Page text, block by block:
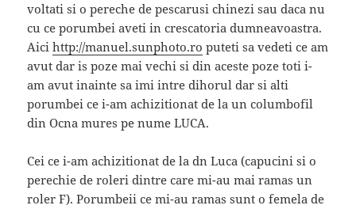
voltati si o pereche de pescarusi chinezi sau daca nu
cu ce porumbei aveti in crescatoria dumneavoastra.
Aicihttp://manuel.sunphoto.ro puteti sa vedeti ce am
avut dar is poze mai vechi si din aceste poze toti i-
am avut inainte sa imi intre dihorul dar si alti
porumbei ce i-am achizitionat de la un columbofil
din Ocna mures pe nume LUCA.
Cei ce i-am achizitionat de la dn Luca (capucini si o
perechie de roleri dintre care mi-au mai ramas un
roler F). Porumbeii ce mi-au ramas sunt o femela de